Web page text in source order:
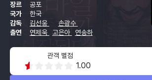
장르
공포
국가
한국
감독
김선웅
손광수
출연
연제욱 고은아 연송하
관객 별점
1.00